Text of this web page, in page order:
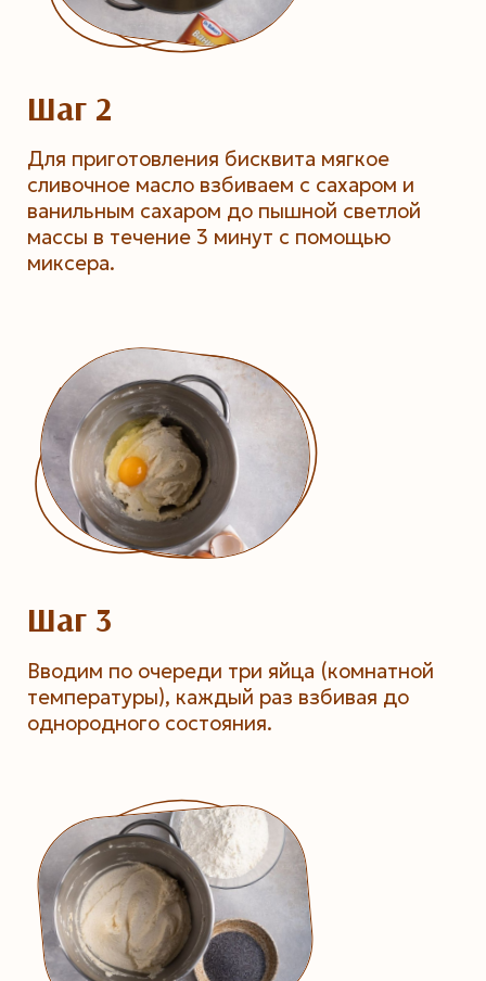
Шаг 2
Для приготовления бисквита мягкое
сливочное масло взбиваем с сахаром и
ванильным сахаром до пышной светлой
массы в течение 3 минут с помощью
миксера.
Шаг 3
Вводим по очереди три яйца (комнатной
температуры), каждый раз взбивая до
однородного состояния.